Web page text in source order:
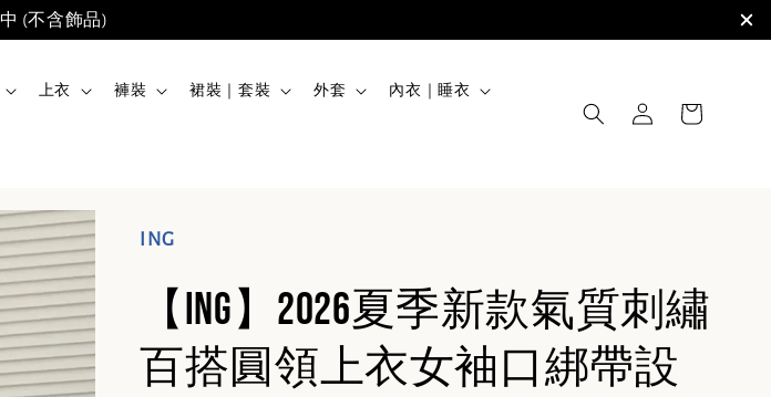
(不含飾品)
上衣 褲裝 裙裝｜套裝 外套 內衣｜睡衣
ING
【ING】2026夏季新款氣質刺繡
百搭圓領上衣女袖口綁帶設